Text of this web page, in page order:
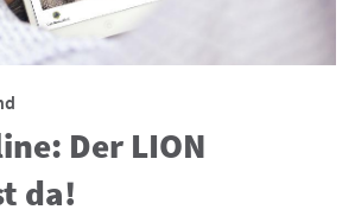
Der LION
da!